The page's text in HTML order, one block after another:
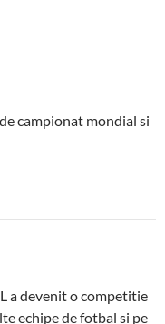
campionat mondial si
a devenit o competitie
echipe de fotbal si pe